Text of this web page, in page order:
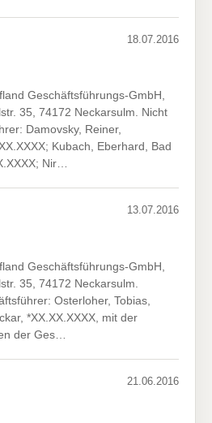
18.07.2016
Geschäftsführungs-GmbH,
35, 74172 Neckarsulm. Nicht
Damovsky, Reiner,
Kubach, Eberhard, Bad
Nir…
13.07.2016
Geschäftsführungs-GmbH,
35, 74172 Neckarsulm.
Osterloher, Tobias,
*XX.XX.XXXX, mit der
der Ges…
21.06.2016